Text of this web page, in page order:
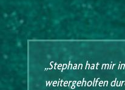
„Stephan hat mir
weitergeholfen